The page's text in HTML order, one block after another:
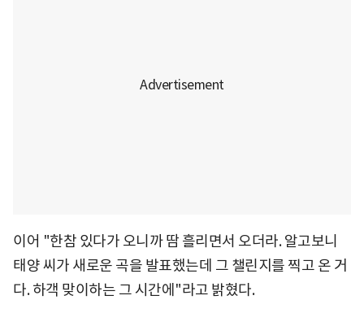
이어 "한참 있다가 오니까 땀 흘리면서 오더라. 알고보니
태양 씨가 새로운 곡을 발표했는데 그 챌린지를 찍고 온 거
다. 하객 맞이하는 그 시간에"라고 밝혔다.